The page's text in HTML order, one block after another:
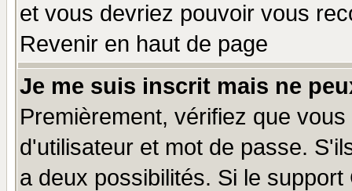
et vous devriez pouvoir vous
Revenir en haut de page
Je me suis inscrit mais ne
Premièrement, vérifiez que
d'utilisateur et mot de passe.
a deux possibilités. Si le